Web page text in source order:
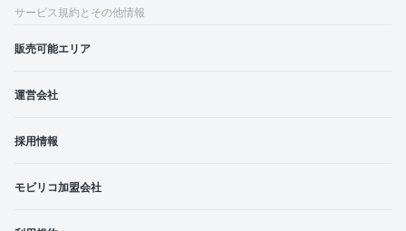
サービス規約とその他情報
販売可能エリア
運営会社
採用情報
モビリコ加盟会社